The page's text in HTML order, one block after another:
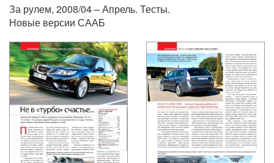
За рулем, 2008/04 – Апрель. Тесты.
Новые версии СААБ